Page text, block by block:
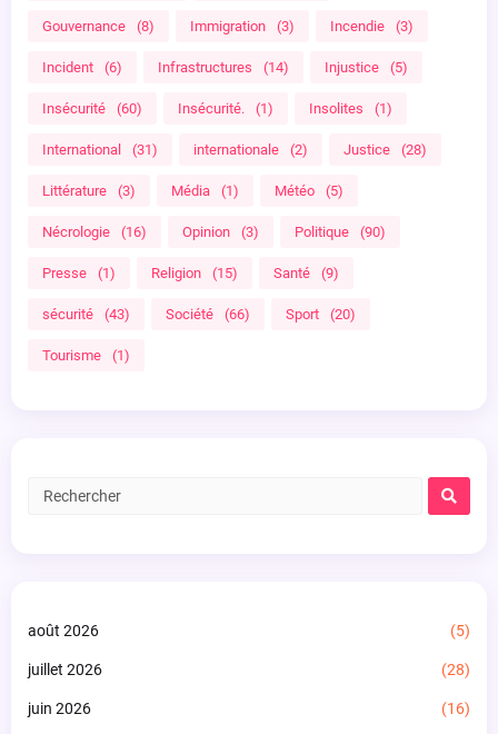
Gouvernance (8) Immigration (3) Incendie (3)
Incident (6) Infrastructures (14) Injustice (5)
Insécurité (60) Insécurité. (1) Insolites (1)
International (31) internationale (2) Justice (28)
Littérature (3) Média (1) Météo (5)
Nécrologie (16) Opinion (3) Politique (90)
Presse (1) Religion (15) Santé (9)
sécurité (43) Société (66) Sport (20)
Tourisme (1)
août 2026 (5)
juillet 2026 (28)
juin 2026 (16)